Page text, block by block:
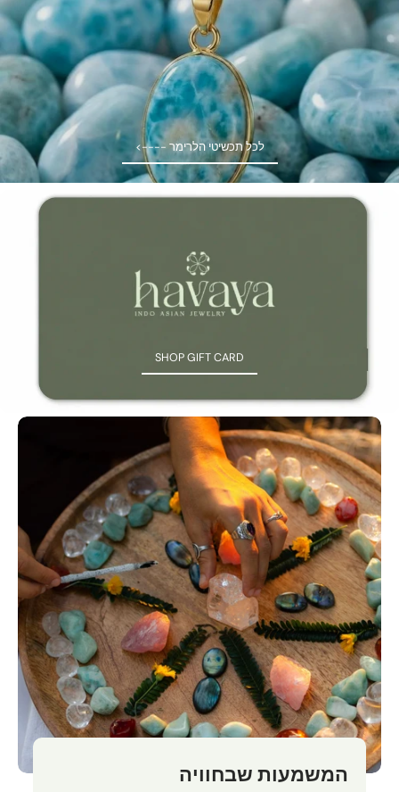
<---- לכל תכשיטי הלרימר
<---- לכל תכשיטי הלרימר
SHOP GIFT CARD
SHOP GIFT CARD
המשמעות שבחוויה